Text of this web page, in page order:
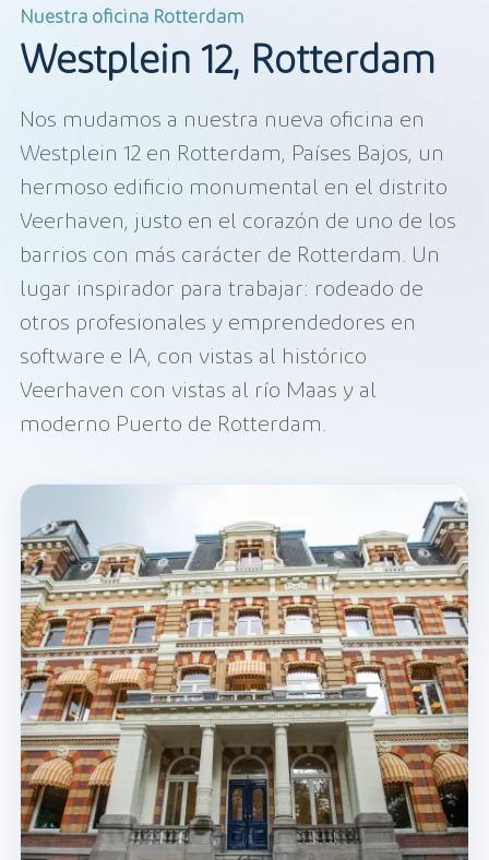
Nuestra oficina Rotterdam
Westplein 12, Rotterdam
Nos mudamos a nuestra nueva oficina en
Westplein 12 en Rotterdam, Países Bajos, un
hermoso edificio monumental en el distrito
Veerhaven, justo en el corazón de uno de los
barrios con más carácter de Rotterdam. Un
lugar inspirador para trabajar: rodeado de
otros profesionales y emprendedores en
software e IA, con vistas al histórico
Veerhaven con vistas al río Maas y al
moderno Puerto de Rotterdam.